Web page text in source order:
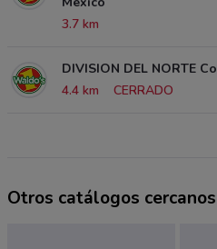
3.7 km
DIVISION DEL NORTE
4.4 km
CERRADO
Otros catálogos cercanos